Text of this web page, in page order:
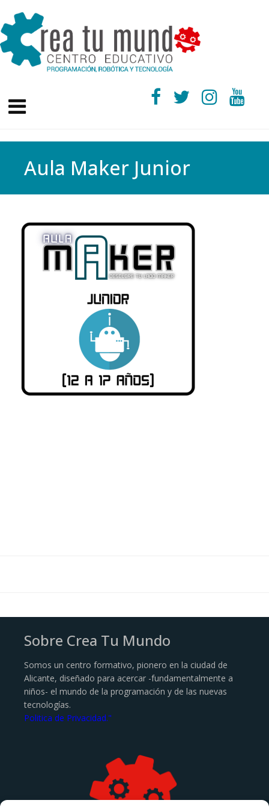
Aula Maker Junior
Sobre Crea Tu Mundo
Somos un centro formativo, pionero en la ciudad de
Alicante, diseñado para acercar -fundamentalmente a
niños- el mundo de la programación y de las nuevas
tecnologías.
Politica de Privacidad."